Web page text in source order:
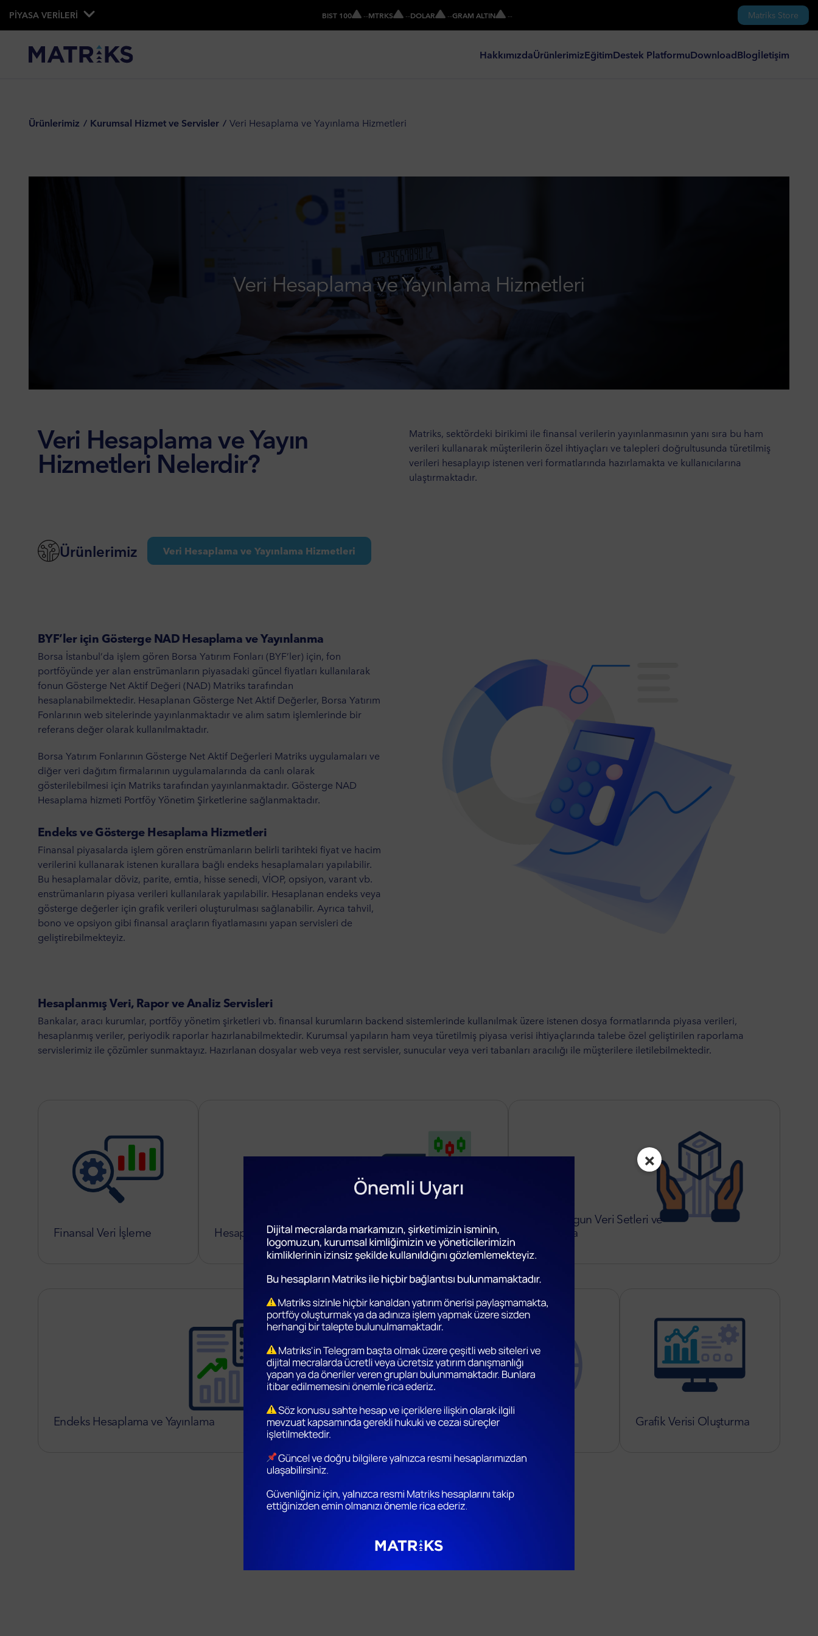
×
PİYASA VERİLERİ BIST 100 --MTRKS --DOLAR --GRAM ALTIN -- Matriks Store
HakkımızdaÜrünlerimizEğitimDestek PlatformuDownloadBlogİletişim
Ürünlerimiz Kurumsal Hizmet ve Servisler Veri Hesaplama ve Yayınlama Hizmetleri
Veri Hesaplama ve Yayınlama Hizmetleri
Veri Hesaplama ve Yayın
Hizmetleri Nelerdir?
Matriks, sektördeki birikimi ile finansal verilerin yayınlanmasının yanı sıra bu ham
verileri kullanarak müşterilerin özel ihtiyaçları ve talepleri doğrultusunda türetilmiş
verileri hesaplayıp istenen veri formatlarında hazırlamakta ve kullanıcılarına
ulaştırmaktadır.
Ürünlerimiz Veri Hesaplama ve Yayınlama Hizmetleri
BYF’ler için Gösterge NAD Hesaplama ve Yayınlanma
Borsa İstanbul’da işlem gören Borsa Yatırım Fonları (BYF’ler) için, fon
portföyünde yer alan enstrümanların piyasadaki güncel fiyatları kullanılarak
fonun Gösterge Net Aktif Değeri (NAD) Matriks tarafından
hesaplanabilmektedir. Hesaplanan Gösterge Net Aktif Değerler, Borsa Yatırım
Fonlarının web sitelerinde yayınlanmaktadır ve alım satım işlemlerinde bir
referans değer olarak kullanılmaktadır.
Borsa Yatırım Fonlarının Gösterge Net Aktif Değerleri Matriks uygulamaları ve
diğer veri dağıtım firmalarının uygulamalarında da canlı olarak
gösterilebilmesi için Matriks tarafından yayınlanmaktadır. Gösterge NAD
Hesaplama hizmeti Portföy Yönetim Şirketlerine sağlanmaktadır.
Endeks ve Gösterge Hesaplama Hizmetleri
Finansal piyasalarda işlem gören enstrümanların belirli tarihteki fiyat ve hacim
verilerini kullanarak istenen kurallara bağlı endeks hesaplamaları yapılabilir.
Bu hesaplamalar döviz, parite, emtia, hisse senedi, VİOP, opsiyon, varant vb.
enstrümanların piyasa verileri kullanılarak yapılabilir. Hesaplanan endeks veya
gösterge değerler için grafik verileri oluşturulması sağlanabilir. Ayrıca tahvil,
bono ve opsiyon gibi finansal araçların fiyatlamasını yapan servisleri de
geliştirebilmekteyiz.
Hesaplanmış Veri, Rapor ve Analiz Servisleri
Bankalar, aracı kurumlar, portföy yönetim şirketleri vb. finansal kurumların backend sistemlerinde kullanılmak üzere istenen dosya formatlarında piyasa verileri,
hesaplanmış veriler, periyodik raporlar hazırlanabilmektedir. Kurumsal yapıların ham veya türetilmiş piyasa verisi ihtiyaçlarında talebe özel geliştirilen raporlama
servislerimiz ile çözümler sunmaktayız. Hazırlanan dosyalar web veya rest servisler, sunucular veya veri tabanları aracılığı ile müşterilere iletilebilmektedir.
Finansal Veri İşleme Hesaplanmış Borsa Verileri
Talebe Uygun Veri Setleri ve
Raporlama
Grafik Verisi Oluşturma
Fon Gösterge Değerleri
Endeks Hesaplama ve Yayınlama
için bizimle iletişime geçin